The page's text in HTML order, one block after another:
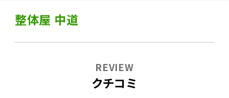
整体屋 中道
クチコミ
REVIEW